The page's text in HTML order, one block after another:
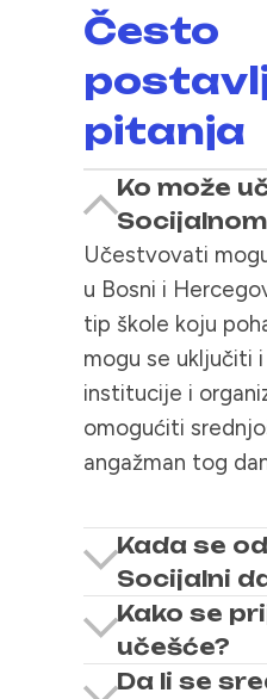
Često
pitanja
Ko može
Učestvovati
u Bosni i
tip škole koju
mogu se uključiti
institucije i
omogućiti
angažman tog
Kada se
Socijalni
Kako se
učešće?
Da li se